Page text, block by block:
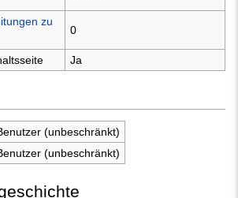
zu
0
Ja
(unbeschränkt)
(unbeschränkt)